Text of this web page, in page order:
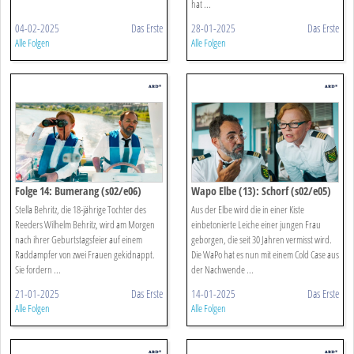
04-02-2025 Das Erste
Alle Folgen
hat ...
28-01-2025 Das Erste
Alle Folgen
Folge 14: Bumerang (s02/e06)
Stella Behritz, die 18-jährige Tochter des
Reeders Wilhelm Behritz, wird am Morgen
nach ihrer Geburtstagsfeier auf einem
Raddampfer von zwei Frauen gekidnappt.
Sie fordern ...
21-01-2025 Das Erste
Alle Folgen
Wapo Elbe (13): Schorf (s02/e05)
Aus der Elbe wird die in einer Kiste
einbetonierte Leiche einer jungen Frau
geborgen, die seit 30 Jahren vermisst wird.
Die WaPo hat es nun mit einem Cold Case aus
der Nachwende ...
14-01-2025 Das Erste
Alle Folgen